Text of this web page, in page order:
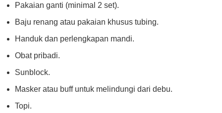
Pakaian ganti (minimal 2 set).
Baju renang atau pakaian khusus tubing.
Handuk dan perlengkapan mandi.
Obat pribadi.
Sunblock.
Masker atau buff untuk melindungi dari debu.
Topi.